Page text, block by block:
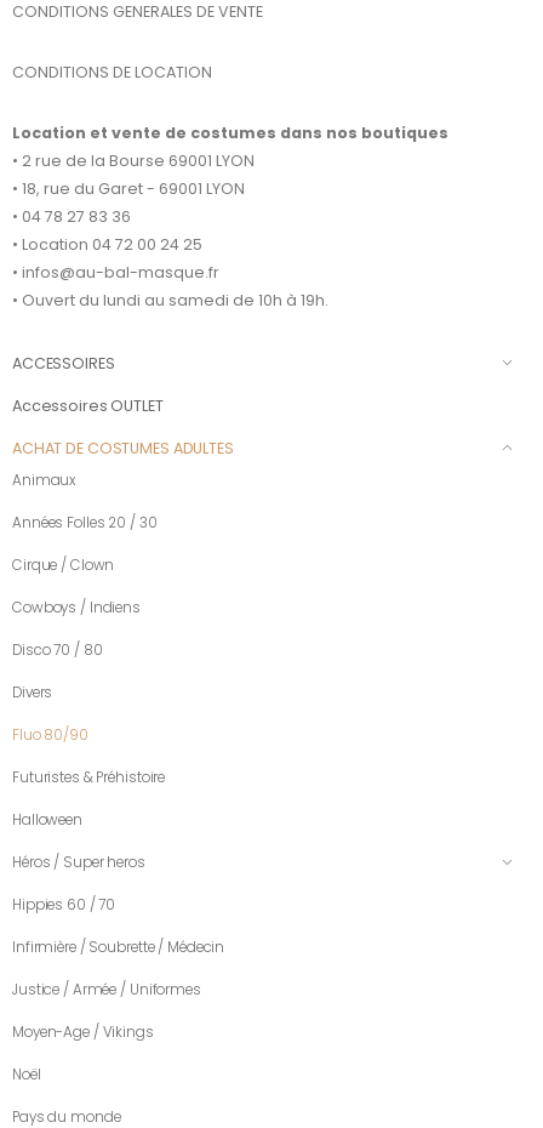
CONDITIONS GENERALES DE VENTE
CONDITIONS DE LOCATION
Location et vente de costumes dans nos boutiques
• 2 rue de la Bourse 69001 LYON
• 18, rue du Garet - 69001 LYON
• 04 78 27 83 36
• Location 04 72 00 24 25
• infos@au-bal-masque.fr
• Ouvert du lundi au samedi de 10h à 19h.
ACCESSOIRES
Accessoires OUTLET
ACHAT DE COSTUMES ADULTES
Animaux
Années Folles 20 / 30
Cirque / Clown
Cowboys / Indiens
Disco 70 / 80
Divers
Fluo 80/90
Futuristes & Préhistoire
Halloween
Héros / Super heros
Hippies 60 / 70
Infirmière / Soubrette / Médecin
Justice / Armée / Uniformes
Moyen-Age / Vikings
Noël
Pays du monde